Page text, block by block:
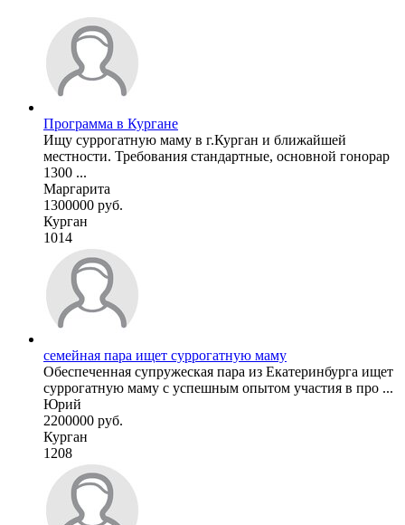
Программа в Кургане
Ищу суррогатную маму в г.Курган и ближайшей
местности. Требования стандартные, основной гонорар
1300 ...
Маргарита
1300000 руб.
Курган
1014
семейная пара ищет суррогатную маму
Обеспеченная супружеская пара из Екатеринбурга ищет
суррогатную маму с успешным опытом участия в про ...
Юрий
2200000 руб.
Курган
1208